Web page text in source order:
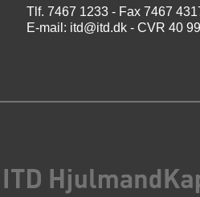
Tlf. 7467 1233 - Fax 7467
E-mail: itd@itd.dk- CVR 40